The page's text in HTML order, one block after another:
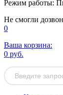
Режим работы:
Не смогли
0
Ваша корзина:
0 руб.